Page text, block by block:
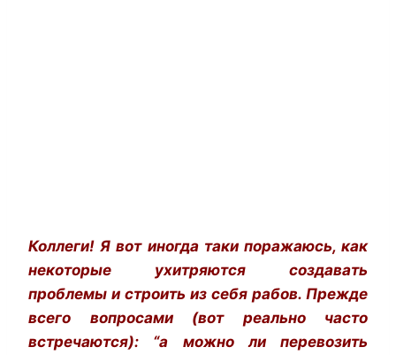
Коллеги! Я вот иногда таки поражаюсь, как
некоторые ухитряются создавать
проблемы и строить из себя рабов. Прежде
всего вопросами (вот реально часто
встречаются): “а можно ли перевозить